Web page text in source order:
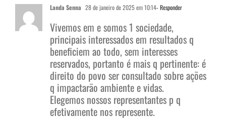
Landa Senna 28 de janeiro de 2025 em 10:14- Responder
Vivemos em e somos 1 sociedade,
principais interessados em resultados q
beneficiem ao todo, sem interesses
reservados, portanto é mais q pertinente: é
direito do povo ser consultado sobre ações
q impactarão ambiente e vidas.
Elegemos nossos representantes p q
efetivamente nos represente.